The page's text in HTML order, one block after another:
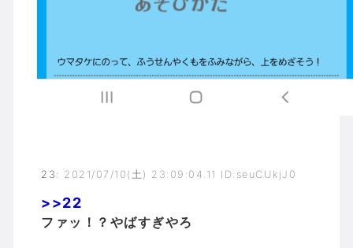
23 : 2021/07/10(土) 23:09:04.11 ID:seuCUkjJ0
>>22
ファッ！？やばすぎやろ